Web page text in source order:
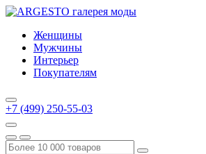
Женщины
Мужчины
Интерьер
Покупателям
+7 (499) 250-55-03